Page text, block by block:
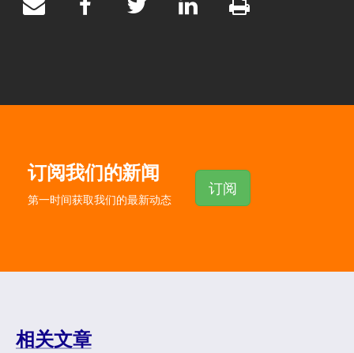
订阅我们的新闻
第一时间获取我们的最新动态
订阅
相关文章